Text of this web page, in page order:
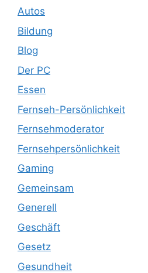
Autos
Bildung
Blog
Der PC
Essen
Fernseh-Persönlichkeit
Fernsehmoderator
Fernsehpersönlichkeit
Gaming
Gemeinsam
Generell
Geschäft
Gesetz
Gesundheit